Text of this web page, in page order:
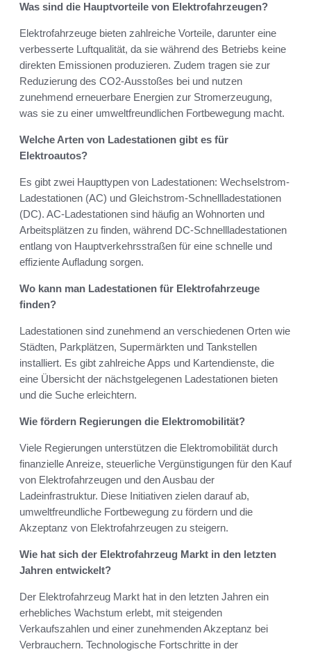
Was sind die Hauptvorteile von Elektrofahrzeugen?
Elektrofahrzeuge bieten zahlreiche Vorteile, darunter eine
verbesserte Luftqualität, da sie während des Betriebs keine
direkten Emissionen produzieren. Zudem tragen sie zur
Reduzierung des CO2-Ausstoßes bei und nutzen
zunehmend erneuerbare Energien zur Stromerzeugung,
was sie zu einer umweltfreundlichen Fortbewegung macht.
Welche Arten von Ladestationen gibt es für
Elektroautos?
Es gibt zwei Haupttypen von Ladestationen: Wechselstrom-
Ladestationen (AC) und Gleichstrom-Schnellladestationen
(DC). AC-Ladestationen sind häufig an Wohnorten und
Arbeitsplätzen zu finden, während DC-Schnellladestationen
entlang von Hauptverkehrsstraßen für eine schnelle und
effiziente Aufladung sorgen.
Wo kann man Ladestationen für Elektrofahrzeuge
finden?
Ladestationen sind zunehmend an verschiedenen Orten wie
Städten, Parkplätzen, Supermärkten und Tankstellen
installiert. Es gibt zahlreiche Apps und Kartendienste, die
eine Übersicht der nächstgelegenen Ladestationen bieten
und die Suche erleichtern.
Wie fördern Regierungen die Elektromobilität?
Viele Regierungen unterstützen die Elektromobilität durch
finanzielle Anreize, steuerliche Vergünstigungen für den Kauf
von Elektrofahrzeugen und den Ausbau der
Ladeinfrastruktur. Diese Initiativen zielen darauf ab,
umweltfreundliche Fortbewegung zu fördern und die
Akzeptanz von Elektrofahrzeugen zu steigern.
Wie hat sich der Elektrofahrzeug Markt in den letzten
Jahren entwickelt?
Der Elektrofahrzeug Markt hat in den letzten Jahren ein
erhebliches Wachstum erlebt, mit steigenden
Verkaufszahlen und einer zunehmenden Akzeptanz bei
Verbrauchern. Technologische Fortschritte in der